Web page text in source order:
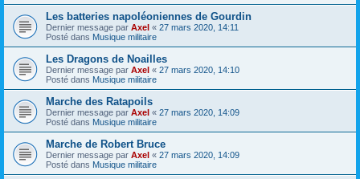
Les batteries napoléoniennes de Gourdin
Dernier message par Axel « 27 mars 2020, 14:11
Posté dans Musique militaire
Les Dragons de Noailles
Dernier message par Axel « 27 mars 2020, 14:10
Posté dans Musique militaire
Marche des Ratapoils
Dernier message par Axel « 27 mars 2020, 14:09
Posté dans Musique militaire
Marche de Robert Bruce
Dernier message par Axel « 27 mars 2020, 14:09
Posté dans Musique militaire